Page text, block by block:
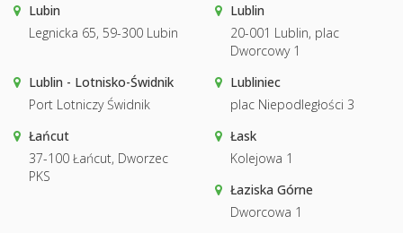
Lubin
Legnicka 65, 59-300 Lubin
Lublin
20-001 Lublin, plac
Dworcowy 1
Lublin - Lotnisko-Świdnik
Port Lotniczy Świdnik
Lubliniec
plac Niepodległości 3
Łańcut
37-100 Łańcut, Dworzec
PKS
Łask
Kolejowa 1
Łaziska Górne
Dworcowa 1